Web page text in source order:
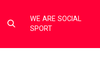
Select
toggle
WE ARE SOCIAL
SPORT